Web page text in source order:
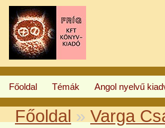
Főoldal Témák Angol nyelvű
Főoldal » Varga